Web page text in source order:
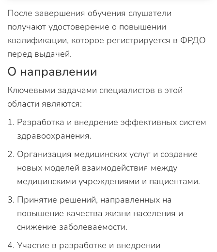
После завершения обучения слушатели
получают удостоверение о повышении
квалификации, которое регистрируется в ФРДО
перед выдачей.
О направлении
Ключевыми задачами специалистов в этой
области являются:
Разработка и внедрение эффективных систем
здравоохранения.
Организация медицинских услуг и создание
новых моделей взаимодействия между
медицинскими учреждениями и пациентами.
Принятие решений, направленных на
повышение качества жизни населения и
снижение заболеваемости.
Участие в разработке и внедрении